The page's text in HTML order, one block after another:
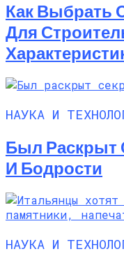
Как Выбрать
Для
НАУКА И
Был Раскрыт
И Бодрости
НАУКА И